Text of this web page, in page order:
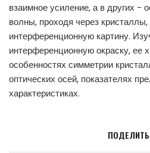
взаимное усиление, а в других -
волны, проходя через
интерференционную картину.
интерференционную окраску, ее
особенностях симметрии
оптических осей, показателях
характеристиках.